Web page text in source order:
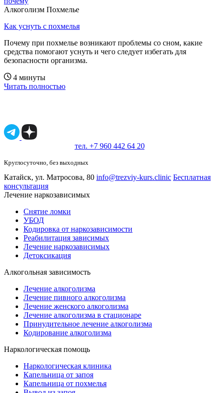
Алкоголизм Похмелье
Как уснуть с похмелья
Почему при похмелье возникают проблемы со сном, какие
средства помогают уснуть и чего следует избегать для
безопасности организма.
4 минуты
Читать полностью
тел. +7 960 442 64 20
Круглосуточно, без выходных
Катайск, ул. Матросова, 80 info@trezviy-kurs.clinic Бесплатная
консультация
Лечение наркозависимых
Снятие ломки
УБОД
Кодировка от наркозависимости
Реабилитация зависимых
Лечение наркозависимых
Детоксикация
Алкогольная зависимость
Лечение алкоголизма
Лечение пивного алкоголизма
Лечение женского алкоголизма
Лечение алкоголизма в стационаре
Принудительное лечение алкоголизма
Кодирование алкоголизма
Наркологическая помощь
Наркологическая клиника
Капельница от запоя
Капельница от похмелья